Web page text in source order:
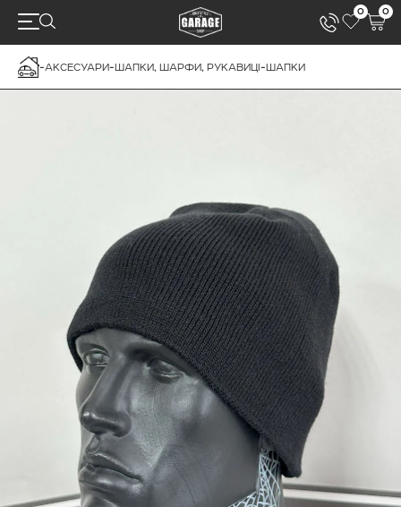
0 0
-АКСЕСУАРИ-ШАПКИ, ШАРФИ, РУКАВИЦІ-ШАПКИ